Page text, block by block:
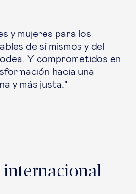
y mujeres para los
de sí mismos y del
Y comprometidos en
hacia una
y más justa."
internacional